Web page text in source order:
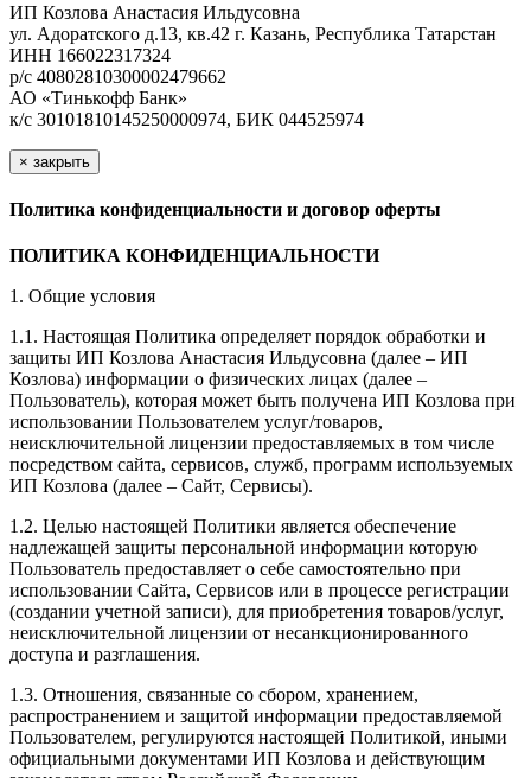
ИП Козлова Анастасия Ильдусовна
ул. Адоратского д.13, кв.42 г. Казань, Республика Татарстан
ИНН 166022317324
р/с 40802810300002479662
АО «Тинькофф Банк»
к/с 30101810145250000974, БИК 044525974
× закрыть
Политика конфиденциальности и договор оферты
ПОЛИТИКА КОНФИДЕНЦИАЛЬНОСТИ
1. Общие условия
1.1. Настоящая Политика определяет порядок обработки и
защиты ИП Козлова Анастасия Ильдусовна (далее – ИП
Козлова) информации о физических лицах (далее –
Пользователь), которая может быть получена ИП Козлова при
использовании Пользователем услуг/товаров,
неисключительной лицензии предоставляемых в том числе
посредством сайта, сервисов, служб, программ используемых
ИП Козлова (далее – Сайт, Сервисы).
1.2. Целью настоящей Политики является обеспечение
надлежащей защиты персональной информации которую
Пользователь предоставляет о себе самостоятельно при
использовании Сайта, Сервисов или в процессе регистрации
(создании учетной записи), для приобретения товаров/услуг,
неисключительной лицензии от несанкционированного
доступа и разглашения.
1.3. Отношения, связанные со сбором, хранением,
распространением и защитой информации предоставляемой
Пользователем, регулируются настоящей Политикой, иными
официальными документами ИП Козловa и действующим